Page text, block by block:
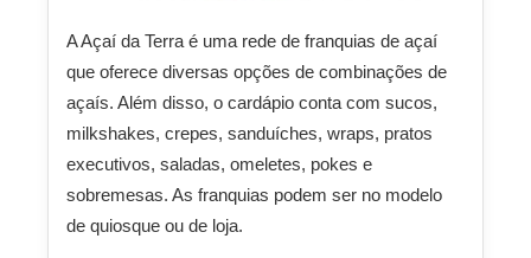
A Açaí da Terra é uma rede de franquias de açaí
que oferece diversas opções de combinações de
açaís. Além disso, o cardápio conta com sucos,
milkshakes, crepes, sanduíches, wraps, pratos
executivos, saladas, omeletes, pokes e
sobremesas. As franquias podem ser no modelo
de quiosque ou de loja.